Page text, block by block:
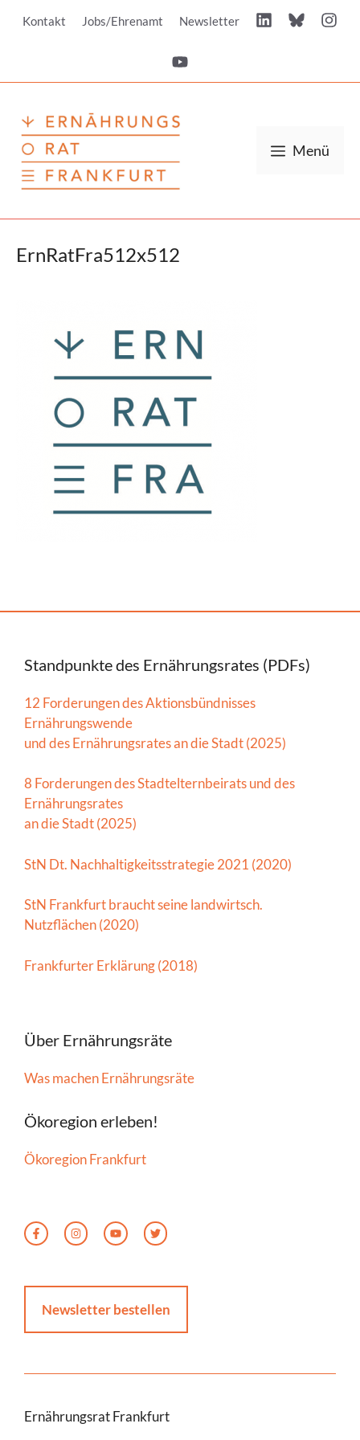
InhaltKontakt Jobs/Ehrenamt Newsletter
Menü
ErnRatFra512x512
Standpunkte des Ernährungsrates (PDFs)
12 Forderungen des Aktionsbündnisses
Ernährungswende
und des Ernährungsrates an die Stadt (2025)
8 Forderungen des Stadtelternbeirats und des
Ernährungsrates
an die Stadt (2025)
StN Dt. Nachhaltigkeitsstrategie 2021 (2020)
StN Frankfurt braucht seine landwirtsch.
Nutzflächen (2020)
Frankfurter Erklärung (2018)
Über Ernährungsräte
Was machen Ernährungsräte
Ökoregion erleben!
Ökoregion Frankfurt
Newsletter bestellen
Ernährungsrat Frankfurt